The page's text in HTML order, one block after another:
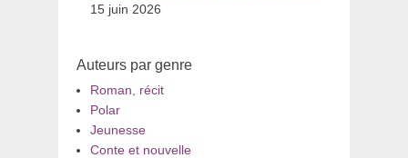
15 juin 2026
Auteurs par genre
Roman, récit
Polar
Jeunesse
Conte et nouvelle